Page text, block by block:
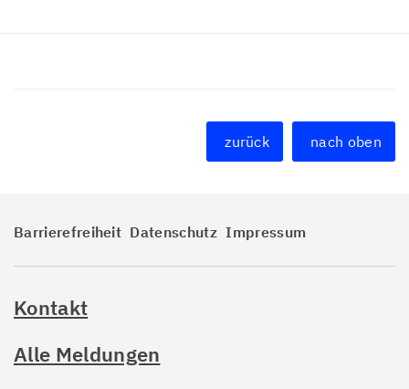
zurück nach oben
Barrierefreiheit Datenschutz Impressum
Kontakt
Alle Meldungen